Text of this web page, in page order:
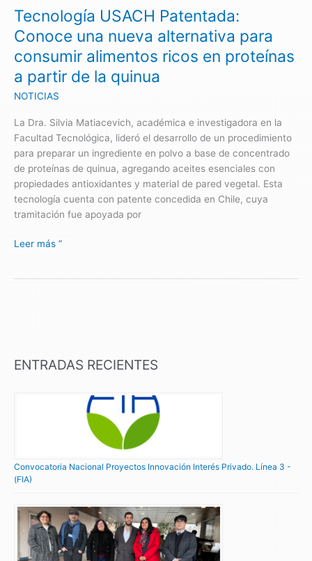
Tecnología USACH Patentada:
Conoce una nueva alternativa para
consumir alimentos ricos en proteínas
a partir de la quinua
NOTICIAS
La Dra. Silvia Matiacevich, académica e investigadora en la
Facultad Tecnológica, lideró el desarrollo de un procedimiento
para preparar un ingrediente en polvo a base de concentrado
de proteínas de quinua, agregando aceites esenciales con
propiedades antioxidantes y material de pared vegetal. Esta
tecnología cuenta con patente concedida en Chile, cuya
tramitación fue apoyada por
para
consumir
alimentos
ricos
en
partir
de
la
quinua
Leer más ”
ENTRADAS RECIENTES
Convocatoria Nacional Proyectos Innovación Interés Privado. Línea 3 -
(FIA)